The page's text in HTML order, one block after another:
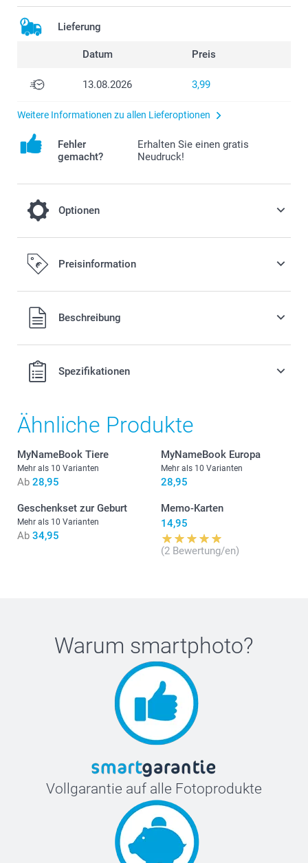
Lieferung
Datum Preis
13.08.2026 3,99
Weitere Informationen zu allen Lieferoptionen
Fehler
gemacht?
Erhalten Sie einen gratis
Neudruck!
Optionen
Fester Einband für eine längere Haltbarkeit
des Erinnerungsstücks
10,00/Stück
Preisinformation
Alle Preise verstehen sich in EURO (€) inkl. MwSt. und zzgl.
Versandkosten.Beschreibung
Spezifikationen
Ähnliche Produkte
MyNameBook Tiere
Mehr als 10 Varianten
Ab 28,95
MyNameBook Europa
Mehr als 10 Varianten
28,95
Geschenkset zur Geburt
Mehr als 10 Varianten
Ab 34,95
Memo-Karten
14,95
(2 Bewertung/en)
Warum smartphoto?
Vollgarantie auf alle Fotoprodukte